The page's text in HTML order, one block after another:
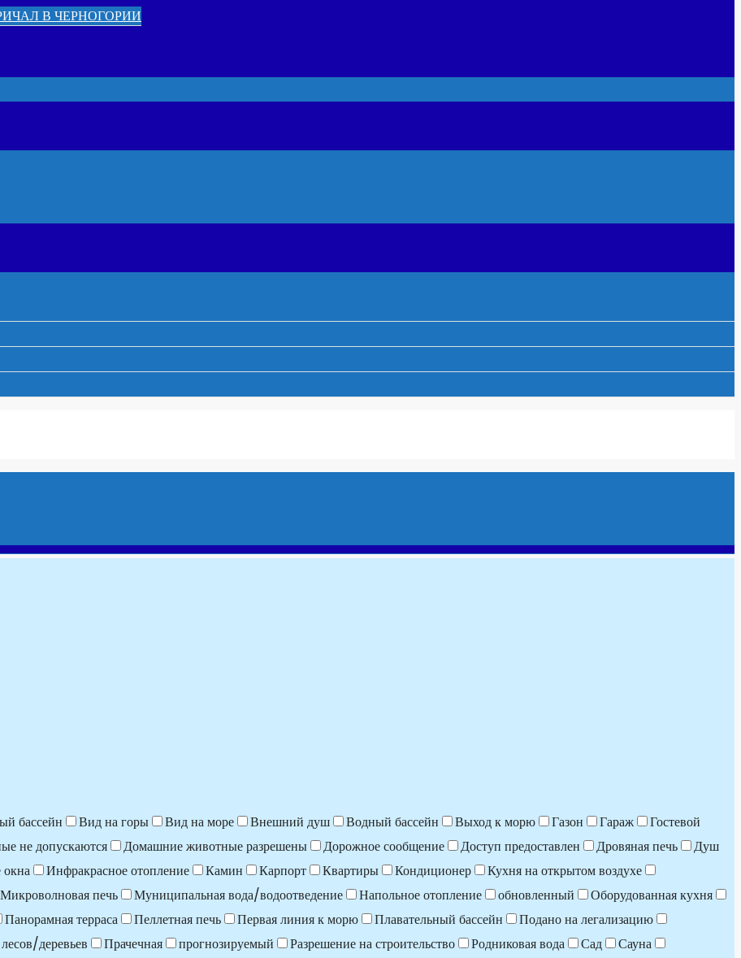
В ЧЕРНОГОРИИ
бассейн Вид на горы Вид на море Внешний душ Водный бассейн Выход к морю Газон Гараж
Гостевой
не допускаются Домашние животные разрешены Дорожное сообщение Доступ предоставлен Дровяная печь
Душ
Инфракрасное отопление Камин Карпорт Квартиры Кондиционер
Кухня на открытом воздухе
Микроволновая печь Муниципальная вода/водоотведение Напольное отопление обновленный
Оборудованная кухня
Панорамная терраса Пеллетная печь Первая линия к морю Плавательный бассейн
Подано на легализацию
деревьев Прачечная прогнозируемый Разрешение на строительство Родниковая вода Сад
Сауна